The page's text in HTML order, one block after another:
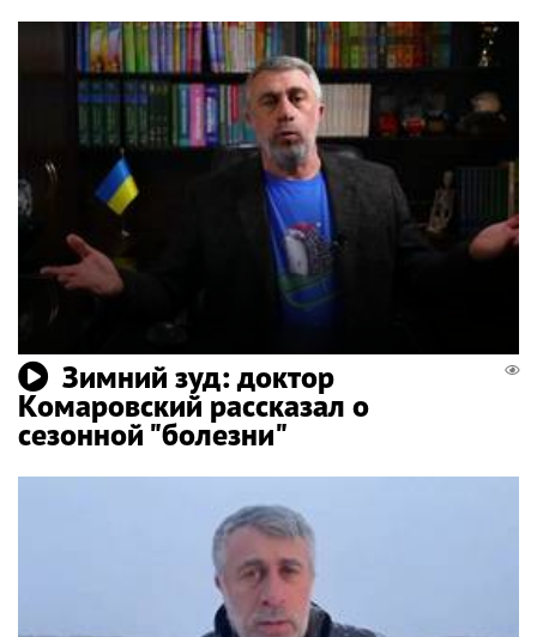
Зимний зуд: доктор
Комаровский рассказал о
сезонной "болезни"